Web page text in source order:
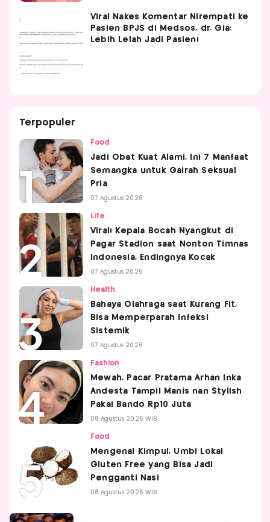
Viral Nakes Komentar Nirempati ke
Pasien BPJS di Medsos, dr. Gia:
Lebih Lelah Jadi Pasien!
Terpopuler
Food
Jadi Obat Kuat Alami, Ini 7 Manfaat
Semangka untuk Gairah Seksual
Pria
07 Agustus 2026
Life
Viral! Kepala Bocah Nyangkut di
Pagar Stadion saat Nonton Timnas
Indonesia, Endingnya Kocak
07 Agustus 2026
Health
Bahaya Olahraga saat Kurang Fit,
Bisa Memperparah Infeksi
Sistemik
07 Agustus 2026
Fashion
Mewah, Pacar Pratama Arhan Inka
Andesta Tampil Manis nan Stylish
Pakai Bando Rp10 Juta
08 Agustus 2026 WIB
Food
Mengenal Kimpul, Umbi Lokal
Gluten Free yang Bisa Jadi
Pengganti Nasi
08 Agustus 2026 WIB